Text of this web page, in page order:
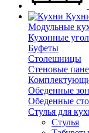
Модульные
Кухонные
Буфеты
Столешницы
Стеновые
Обеденные
Обеденные
Стулья для
Cтулья